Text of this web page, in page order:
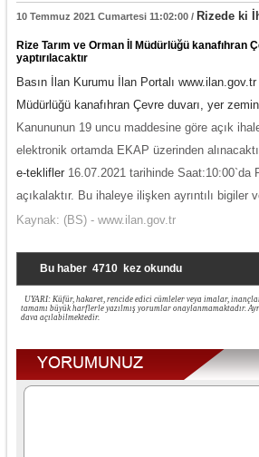
10 Temmuz 2021 Cumartesi 11:02:00 / Rizede ki
Rize Tarım ve Orman İl Müdürlüğü
yaptırılacaktır
Basın İlan Kurumu İlan Portalı
Müdürlüğü kanafıhran Çevre duvarı, yer
Kanununun 19 uncu maddesine göre açık
elektronik ortamda EKAP üzerinden
e-teklifler 16.07.2021 tarihinde Saat:10:00`da
açıkalaktır. Bu ihaleye ilişken ayrıntılı bigiler
Kaynak: (BS) - www.ilan.gov.tr
Bu haber 4710 kez okundu
UYARI: Küfür, hakaret, rencide edici cümleler veya imalar,
tamamı büyük harflerle yazılmış yorumlar onaylanmamaktadır.
dava açılabilmektedir.